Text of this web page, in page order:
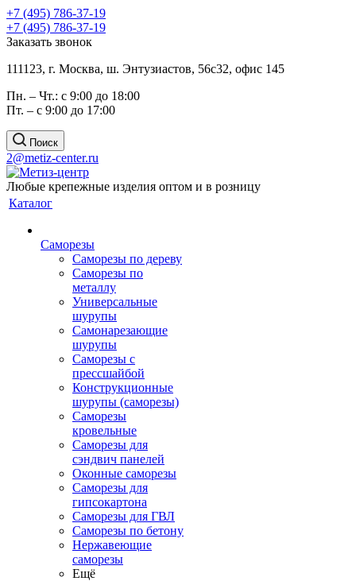
+7 (495) 786-37-19
+7 (495) 786-37-19
Заказать звонок
111123, г. Москва, ш. Энтузиастов, 56с32, офис 145
Пн. – Чт.: с 9:00 до 18:00
Пт. – с 9:00 до 17:00
Поиск
2@metiz-center.ru
Любые крепежные изделия оптом и в розницу
Каталог
Саморезы
Саморезы по дереву
Саморезы по
металлу
Универсальные
шурупы
Самонарезающие
шурупы
Саморезы с
прессшайбой
Конструкционные
шурупы (саморезы)
Саморезы
кровельные
Саморезы для
сэндвич панелей
Оконные саморезы
Саморезы для
гипсокартона
Саморезы для ГВЛ
Саморезы по бетону
Нержавеющие
саморезы
Ещё